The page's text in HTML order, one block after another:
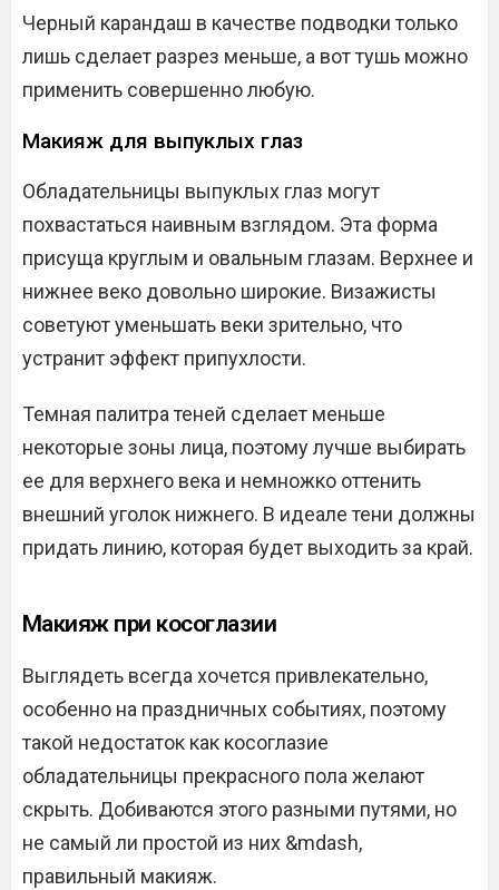
Черный карандаш в качестве подводки только
лишь сделает разрез меньше, а вот тушь можно
применить совершенно любую.
Макияж для выпуклых глаз
Обладательницы выпуклых глаз могут
похвастаться наивным взглядом. Эта форма
присуща круглым и овальным глазам. Верхнее и
нижнее веко довольно широкие. Визажисты
советуют уменьшать веки зрительно, что
устранит эффект припухлости.
Темная палитра теней сделает меньше
некоторые зоны лица, поэтому лучше выбирать
ее для верхнего века и немножко оттенить
внешний уголок нижнего. В идеале тени должны
придать линию, которая будет выходить за край.
Макияж при косоглазии
Выглядеть всегда хочется привлекательно,
особенно на праздничных событиях, поэтому
такой недостаток как косоглазие
обладательницы прекрасного пола желают
скрыть. Добиваются этого разными путями, но
не самый ли простой из них &mdash,
правильный макияж.